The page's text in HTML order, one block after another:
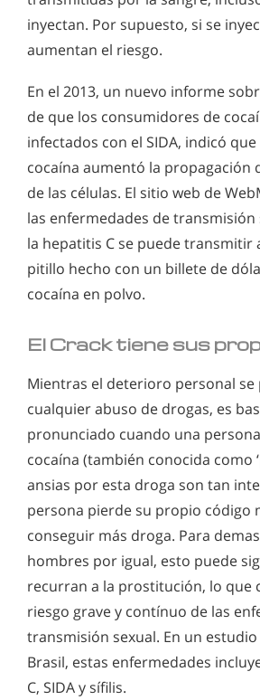
inyectan. Por supuesto, si se
aumentan el riesgo.
En el 2013, un nuevo informe
de que los consumidores de
infectados con el SIDA, indicó
cocaína aumentó la propagación
de las células. El sitio web de
las enfermedades de
la hepatitis C se puede transmitir
pitillo hecho con un billete de
cocaína en polvo.
El Crack tiene sus
Mientras el deterioro personal se
cualquier abuso de drogas, es
pronunciado cuando una
cocaína (también conocida como
ansias por esta droga son tan
persona pierde su propio código
conseguir más droga. Para
hombres por igual, esto puede
recurran a la prostitución, lo que
riesgo grave y contínuo de las
transmisión sexual. En un
Brasil, estas enfermedades
C, SIDA y sífilis.